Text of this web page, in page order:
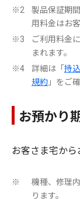
※2
製品保証期
用料金はお
※3
ご利用料金
まれます。
※4 詳細は「持
規約 」をご
お預かり
お客さま宅か
※
機種、修理
ります。